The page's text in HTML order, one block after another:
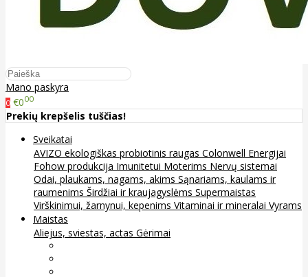
Mano paskyra
0 €000
Prekių krepšelis tuščias!
Sveikatai
AVIZO ekologiškas probiotinis raugas Colonwell Energijai
Fohow produkcija Imunitetui Moterims Nervų sistemai
Odai, plaukams, nagams, akims Sąnariams, kaulams ir
raumenims Širdžiai ir kraujagyslėms Supermaistas
Virškinimui, žarnynui, kepenims Vitaminai ir mineralai Vyrams
Maistas
Aliejus, sviestas, actas Gėrimai